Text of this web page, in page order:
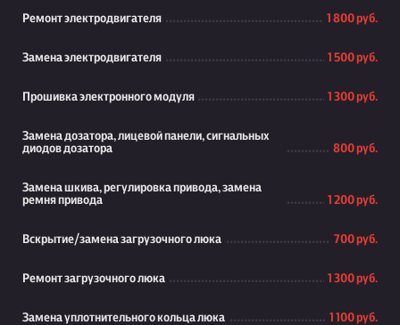
Ремонт электродвигателя 1 800 руб.
Замена электродвигателя 1 500 руб.
Прошивка электронного модуля 1 300 руб.
Замена дозатора, лицевой панели, сигнальных
диодов дозатора
800 руб.
Замена шкива, регулировка привода, замена
ремня привода
1 200 руб.
Вскрытие/замена загрузочного люка 700 руб.
Ремонт загрузочного люка 1 300 руб.
Замена уплотнительного кольца люка 1 100 руб.